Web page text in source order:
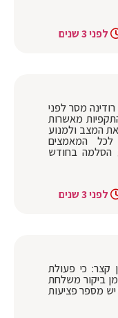
לפני 3 שנים
מסר לפני
מאשרות
את המצב ולמנוע
המאמצים
הסלמה בחודש
לפני 3 שנים
קצר: כי פעולת
ביקור משלחת
יש מספר פציעות